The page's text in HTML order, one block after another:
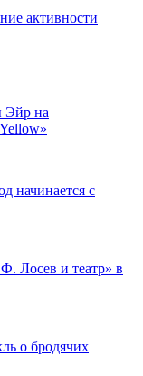
активности
Эйр на
начинается с
Лосев и театр» в
о бродячих